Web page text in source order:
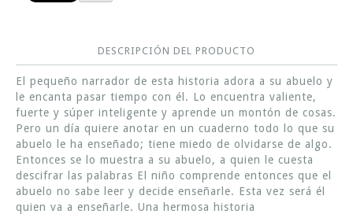
DESCRIPCIÓN DEL PRODUCTO
El pequeño narrador de esta historia adora a su abuelo y
le encanta pasar tiempo con él. Lo encuentra valiente,
fuerte y súper inteligente y aprende un montón de cosas.
Pero un día quiere anotar en un cuaderno todo lo que su
abuelo le ha enseñado; tiene miedo de olvidarse de algo.
Entonces se lo muestra a su abuelo, a quien le cuesta
descifrar las palabras El niño comprende entonces que el
abuelo no sabe leer y decide enseñarle. Esta vez será él
quien va a enseñarle. Una hermosa historia